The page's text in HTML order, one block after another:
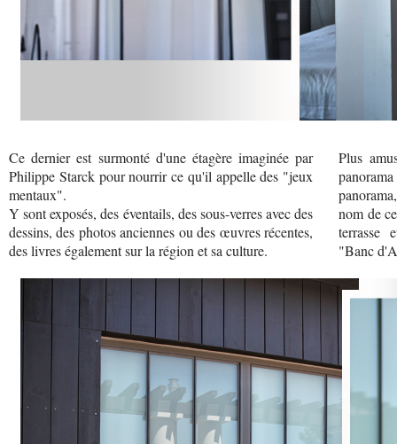
Ce dernier est surmonté d'une étagère imaginée par
Philippe Starck pour nourrir ce qu'il appelle des "jeux
mentaux".
Y sont exposés, des éventails, des sous-verres avec des
dessins, des photos anciennes ou des œuvres récentes,
des livres également sur la région et sa culture.
Plus
nom de
terrasse
"Banc